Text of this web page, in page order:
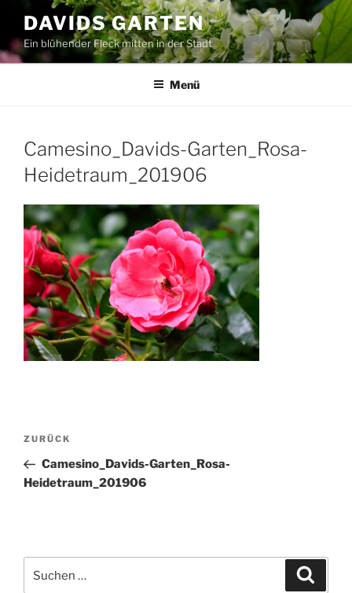
Inhalt
springen
DAVIDS GARTEN
Ein blühender Fleck mitten in der Stadt
Menü
Camesino_Davids-Garten_Rosa-
Heidetraum_201906
Beitragsnavigation
Vorheriger
Beitrag
ZURÜCK
Camesino_Davids-Garten_Rosa-
Heidetraum_201906
nach: